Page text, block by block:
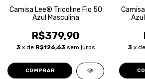
Camisa Lee® Tricoline Fio 50
Azul Masculina
R$379,90
3 x de R$126,63 sem juros
COMPRAR
3 x de